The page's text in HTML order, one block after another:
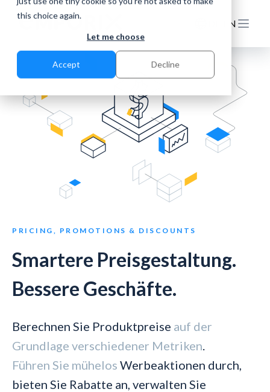
this choice again.
Let me choose
Accept Decline
EN
PRICING, PROMOTIONS & DISCOUNTS
Smartere Preisgestaltung.
Bessere Geschäfte.
Berechnen Sie Produktpreise auf der
Grundlage verschiedener Metriken.
Führen Sie mühelos Werbeaktionen durch,
bieten Sie Rabatte an, verwalten Sie